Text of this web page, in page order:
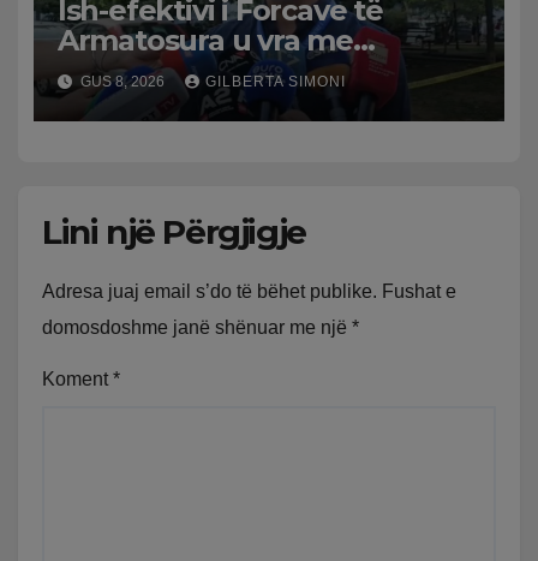
Ish-efektivi i Forcave të
Armatosura u vra me
kallashnikov nga shoku i
fëmijërisë, zv. drejtori i
Hetimit: Kishin konflikt të
GUS 8, 2026 GILBERTA SIMONI
Lini një Përgjigje
Adresa juaj email s’do të bëhet publike. Fushat e
domosdoshme janë shënuar me një *
Koment *